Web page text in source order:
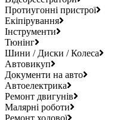
Протиугонні пристрої
Екіпірування
Інструменти
Тюнінг
Шини / Диски / Колеса
Автовикуп
Документи на авто
Автоелектрика
Ремонт двигунів
Малярні роботи
Ремонт ходової